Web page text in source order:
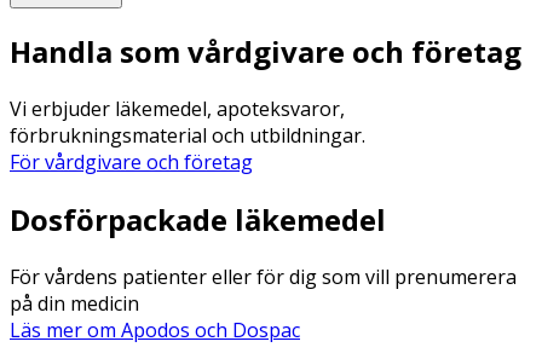
Handla som vårdgivare och företag
Vi erbjuder läkemedel, apoteksvaror,
förbrukningsmaterial och utbildningar.
För vårdgivare och företag
Dosförpackade läkemedel
För vårdens patienter eller för dig som vill prenumerera
på din medicin
Läs mer om Apodos och Dospac